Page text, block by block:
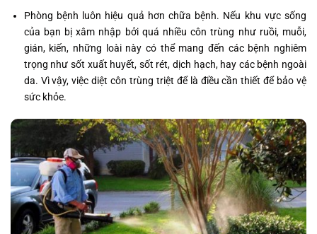
Phòng bệnh luôn hiệu quả hơn chữa bệnh. Nếu khu vực sống
của bạn bị xâm nhập bởi quá nhiều côn trùng như ruồi, muỗi,
gián, kiến, những loài này có thể mang đến các bệnh nghiêm
trọng như sốt xuất huyết, sốt rét, dịch hạch, hay các bệnh ngoài
da. Vì vậy, việc diệt côn trùng triệt để là điều cần thiết để bảo vệ
sức khỏe.